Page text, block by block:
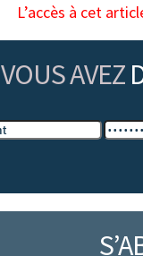
L’accès à cet
VOUS AVEZ